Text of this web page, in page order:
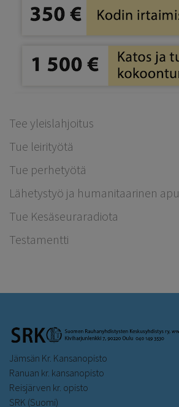
Tee yleislahjoitus
Tue leirityötä
Tue perhetyötä
Lähetystyö ja humanitaarinen apu
Tue Kesäseuraradiota
Testamentti
Jämsän Kr. Kansanopisto
Ranuan kr. kansanopisto
Reisjärven kr. opisto
SRK (Suomi)